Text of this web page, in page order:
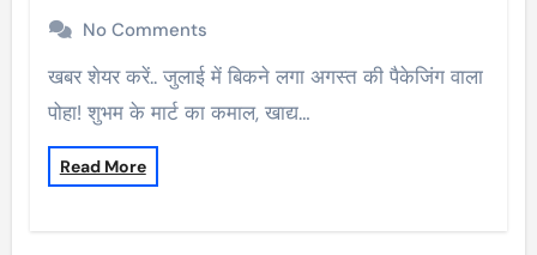
No Comments
खबर शेयर करें.. जुलाई में बिकने लगा अगस्त की पैकेजिंग वाला
पोहा! शुभम के मार्ट का कमाल, खाद्य…
Read More